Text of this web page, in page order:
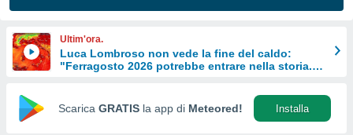
di
Web
Ultim'ora.
Luca Lombroso non vede la fine del caldo:
"Ferragosto 2026 potrebbe entrare nella storia.
Scarica GRATIS la app di Meteored! Installa